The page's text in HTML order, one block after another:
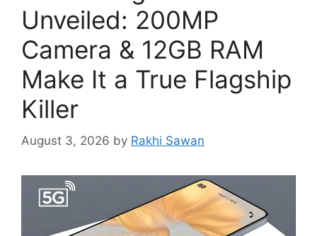
Unveiled: 200MP
Camera & 12GB RAM
Make It a True Flagship
Killer
August 3, 2026 by Rakhi Sawan